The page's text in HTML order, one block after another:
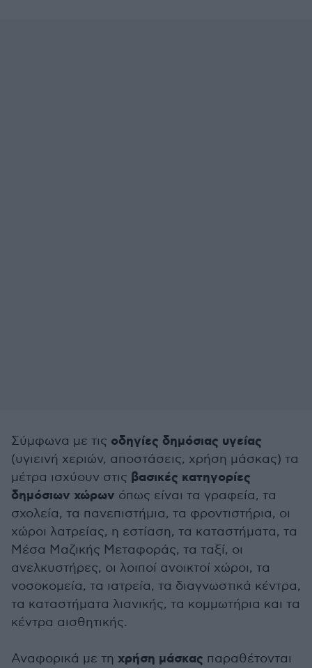
Σύμφωνα με τις οδηγίες δημόσιας υγείας
(υγιεινή χεριών, αποστάσεις, χρήση μάσκας) τα
μέτρα ισχύουν στις βασικές κατηγορίες
δημόσιων χώρων όπως είναι τα γραφεία, τα
σχολεία, τα πανεπιστήμια, τα φροντιστήρια, οι
χώροι λατρείας, η εστίαση, τα καταστήματα, τα
Μέσα Μαζικής Μεταφοράς, τα ταξί, οι
ανελκυστήρες, οι λοιποί ανοικτοί χώροι, τα
νοσοκομεία, τα ιατρεία, τα διαγνωστικά κέντρα,
τα καταστήματα λιανικής, τα κομμωτήρια και τα
κέντρα αισθητικής.
Αναφορικά με τη χρήση μάσκας παραθέτονται